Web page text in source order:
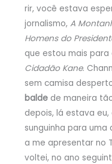
rir, você estava
jornalismo, A
Homens do
que estou mais
Cidadão Kane.
sem camisa
balde de maneira
depois, lá estava
sunguinha para uma
a me apresentar no
voltei, no ano